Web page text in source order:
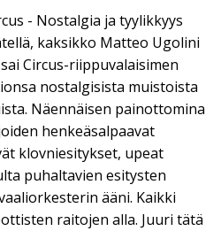
- Nostalgia ja tyylikkyys
kaksikko Matteo Ugolini
Circus-riippuvalaisimen
nostalgisista muistoista
Näennäisen painottomina
henkeäsalpaavat
klovniesitykset, upeat
puhaltavien esitysten
ääni. Kaikki
raitojen alla. Juuri tätä